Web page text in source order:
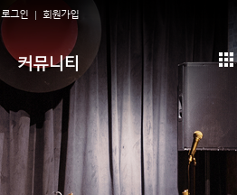
로그인 회원가입
커뮤니티